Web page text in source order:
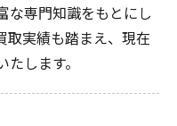
な専門知識をもとにし
取実績も踏まえ、現在
します。